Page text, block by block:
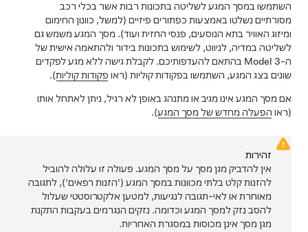
השתמשו במסך המגע לשליטה בתכונות רבות אשר בכלי רכב
מסורתיים נשלטו באמצעות כפתורים פיזיים (למשל, כוונון החימום
ומיזוג האוויר בתא הנוסעים, פנסי החזית ועוד). מסך המגע משמש גם
לשליטה במדיה, לניווט, לשימוש בתכונות בידור ולהתאמה אישית של
Model 3בהתאם להעדפותיכם. לקבלת גישה ללא מגע לפקדים
שונים בצג המגע, השתמשו בפקודות קוליות (ראופקודות קוליות).
אם מסך המגע אינו מגיב או מתנהג באופן לא רגיל, ניתן לאתחל אותו
(ראוהפעלה מחדש של מסך המגע).
זהירות
אין להדביק מגן מסך על מסך המגע. פעולה זו עלולה להוביל
להזנות קלט בלתי מכוונות במסך המגע ('הזנות רפאים'), לתגובה
מאוחרת או לאי-תגובה לנגיעות, למטען אלקטרוסטטי שעלול
להסב נזק למסך המגע וכדומה. נזקים הנגרמים בעקבות התקנת
מגן מסך אינן מכוסות במסגרת האחריות.